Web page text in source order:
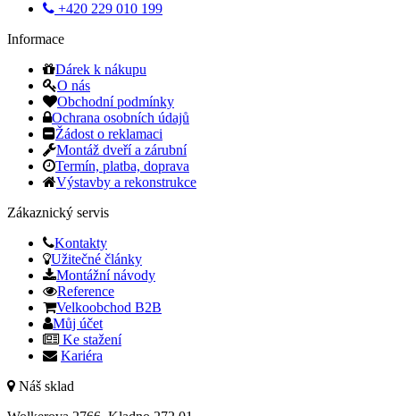
+420 229 010 199
Informace
Dárek k nákupu
O nás
Obchodní podmínky
Ochrana osobních údajů
Žádost o reklamaci
Montáž dveří a zárubní
Termín, platba, doprava
Výstavby a rekonstrukce
Zákaznický servis
Kontakty
Užitečné články
Montážní návody
Reference
Velkoobchod B2B
Můj účet
Ke stažení
Kariéra
Náš sklad